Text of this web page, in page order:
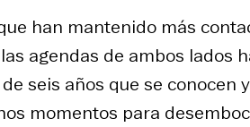
han mantenido más
agendas de ambos lados
seis años que se conocen
momentos para